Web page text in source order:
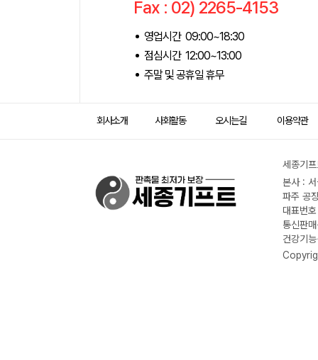
Fax : 02) 2265-4153
영업시간 09:00~18:30
점심시간 12:00~13:00
주말 및 공휴일 휴무
회사소개 사회활동 오시는길 이용약관
세종기
본사 :
파주 공
대표번
통신판
건강기